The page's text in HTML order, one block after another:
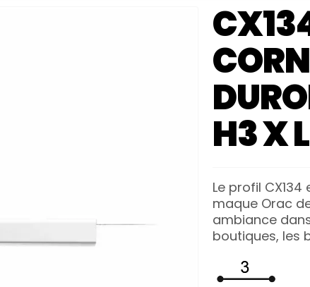
H3 X
Le profil
maque Orac
ambiance
boutiques, les